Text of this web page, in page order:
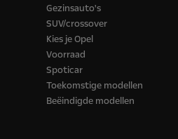
Gezinsauto's
SUV/crossover
Kies je Opel
Voorraad
Spoticar
Toekomstige modellen
Beëindigde modellen